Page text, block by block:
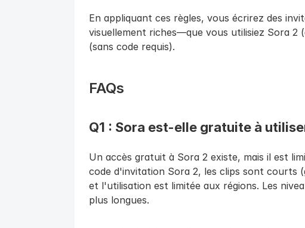
En appliquant ces règles, vous écrirez des
visuellement riches—que vous utilisiez Sora 2
(sans code requis).
FAQs
Q1 : Sora est-elle gratuite à
Un accès gratuit à Sora 2 existe, mais il est
code d'invitation Sora 2, les clips sont courts
et l'utilisation est limitée aux régions. Les
plus longues.